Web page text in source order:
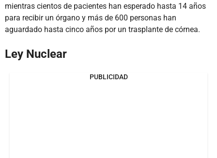
mientras cientos de pacientes han esperado hasta 14 años
para recibir un órgano y más de 600 personas han
aguardado hasta cinco años por un trasplante de córnea.
Ley Nuclear
PUBLICIDAD